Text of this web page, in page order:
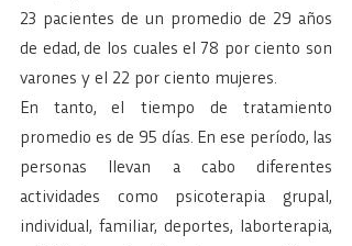
23 pacientes de un promedio de 29 años
de edad, de los cuales el 78 por ciento son
varones y el 22 por ciento mujeres.
En tanto, el tiempo de tratamiento
promedio es de 95 días. En ese período, las
personas llevan a cabo diferentes
actividades como psicoterapia grupal,
individual, familiar, deportes, laborterapia,